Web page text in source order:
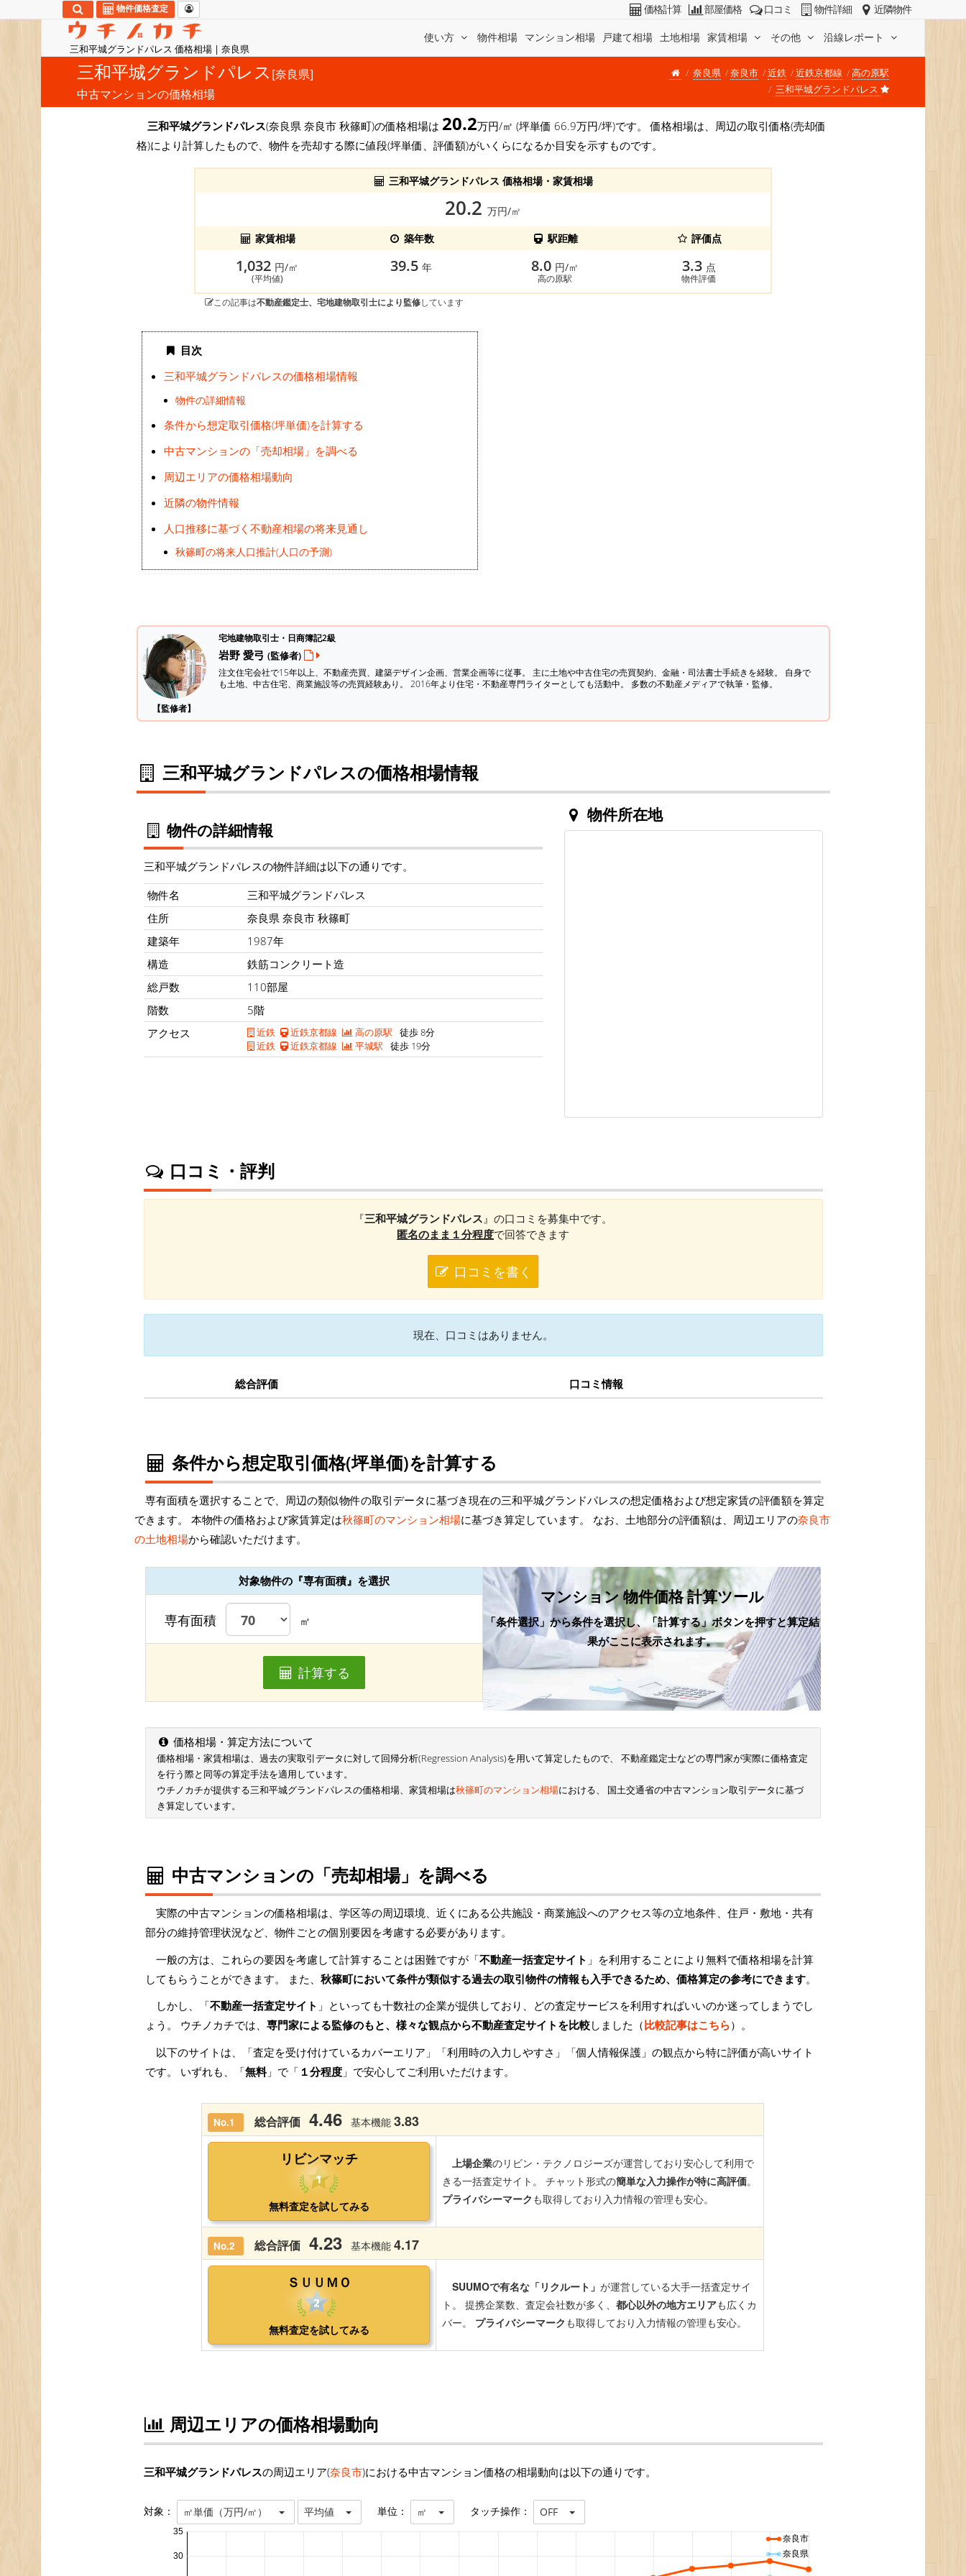
三和平城グランドパレス 価格相場 | 奈良県
使い方 物件相場 マンション相場 戸建て相場 土地相場 家賃相場 その他 沿線レポート
物件価格査定 価格計算 部屋価格 口コミ 物件詳細 近隣物件
三和平城グランドパレス [奈良県]
中古マンションの価格相場
奈良県 奈良市 近鉄 近鉄京都線
高の原駅
三和平城グランドパレス
三和平城グランドパレス(奈良県 奈良市 秋篠町)の価格相場は 20.2万円/㎡ (坪単価 66.9万円/坪)です。 価格相場は、周辺の取引価格(売却価
格)により計算したもので、物件を売却する際に値段(坪単価、評価額)がいくらになるか目安を示すものです。
三和平城グランドパレス 価格相場・家賃相場
20.2 万円/㎡
家賃相場
築年数 駅距離 評価点
1,032 円/㎡
(平均値)
39.5 年 8.0 円/㎡
高の原駅
3.3 点
物件評価
この記事は不動産鑑定士、宅地建物取引士により監修しています
目次
三和平城グランドパレスの価格相場情報
物件の詳細情報
条件から想定取引価格(坪単価)を計算する
中古マンションの「売却相場」を調べる
周辺エリアの価格相場動向
近隣の物件情報
人口推移に基づく不動産相場の将来見通し
秋篠町の将来人口推計(人口の予測)
【監修者】
宅地建物取引士・日商簿記2級
岩野 愛弓 (監修者)
注文住宅会社で15年以上、不動産売買、建築デザイン企画、営業企画等に従事。 主に土地や中古住宅の売買契約、金融・司法書士手続きを経験。 自身で
も土地、中古住宅、商業施設等の売買経験あり。 2016年より住宅・不動産専門ライターとしても活動中。 多数の不動産メディアで執筆・監修。
三和平城グランドパレスの価格相場情報
物件の詳細情報
三和平城グランドパレスの物件詳細は以下の通りです。
物件名
三和平城グランドパレス
住所
奈良県 奈良市 秋篠町
建築年
1987年
構造
鉄筋コンクリート造
総戸数
110部屋
階数
5階
アクセス
近鉄 近鉄京都線 高の原駅 徒歩 8分
近鉄
近鉄京都線 平城駅 徒歩 19分
物件所在地
口コミ・評判
『三和平城グランドパレス 』の口コミを募集中です。
匿名のまま１分程度で回答できます
口コミを書く
現在、口コミはありません。
総合評価 口コミ情報
条件から想定取引価格(坪単価)を計算する
専有面積を選択することで、周辺の類似物件の取引データに基づき現在の三和平城グランドパレスの想定価格および想定家賃の評価額を算定
できます。 本物件の価格および家賃算定は秋篠町のマンション相場に基づき算定しています。 なお、土地部分の評価額は、周辺エリアの奈良市
の土地相場から確認いただけます。
対象物件の『専有面積』を選択
専有面積 ㎡
計算する
マンション 物件価格 計算ツール
「条件選択」から条件を選択し、「計算する」ボタンを押すと算定結
果がここに表示されます。
価格相場・算定方法について
価格相場・家賃相場は、過去の実取引データに対して回帰分析(Regression Analysis)を用いて算定したもので、 不動産鑑定士などの専門家が実際に価格査定
を行う際と同等の算定手法を適用しています。
ウチノカチが提供する三和平城グランドパレスの価格相場、家賃相場は秋篠町のマンション相場における、 国土交通省の中古マンション取引データに基づ
き算定しています。
中古マンションの「売却相場」を調べる
実際の中古マンションの価格相場は、学区等の周辺環境、近くにある公共施設・商業施設へのアクセス等の立地条件、住戸・敷地・共有
部分の維持管理状況など、物件ごとの個別要因を考慮する必要があります。
一般の方は、これらの要因を考慮して計算することは困難ですが「不動産一括査定サイト 」を利用することにより無料で価格相場を計算
してもらうことができます。 また、 秋篠町において条件が類似する過去の取引物件の情報も入手できるため、価格算定の参考にできます。
しかし、「不動産一括査定サイト 」といっても十数社の企業が提供しており、どの査定サービスを利用すればいいのか迷ってしまうでし
ょう。 ウチノカチでは、 専門家による監修のもと、様々な観点から不動産査定サイトを比較しました（比較記事はこちら）。
以下のサイトは、「査定を受け付けているカバーエリア」「利用時の入力しやすさ」「個人情報保護」の観点から特に評価が高いサイト
です。 いずれも、「無料」で「 １分程度 」で安心してご利用いただけます。
周辺エリアの価格相場動向
三和平城グランドパレスの周辺エリア(奈良市)における中古マンション価格の相場動向は以下の通りです。
対象： ㎡単価（万円/㎡） 平均値 単位： ㎡ タッチ操作： OFF
30
35
奈良市
奈良県